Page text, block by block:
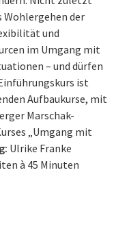
Wohlergehen der
und
im Umgang mit
– und dürfen
ist
Aufbaukurse, mit
Marschak-
„Umgang mit
Ulrike Franke
à 45 Minuten